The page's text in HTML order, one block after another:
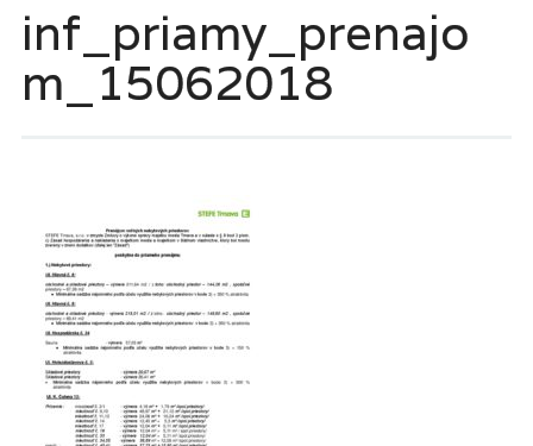
inf_priamy_prenajo
m_15062018